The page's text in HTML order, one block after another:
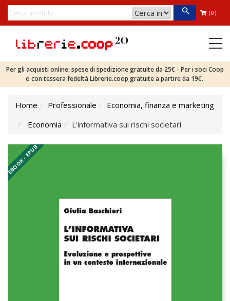
(0)
Per gli acquisti online: spese di spedizione gratuite da 25€ - Per i soci Coop
o con tessera fedeltà Librerie.coop gratuite a partire da 19€.
Home Professionale
Economia, finanza e marketing
Economia
L'informativa sui rischi societari
EBOOK - EPUB